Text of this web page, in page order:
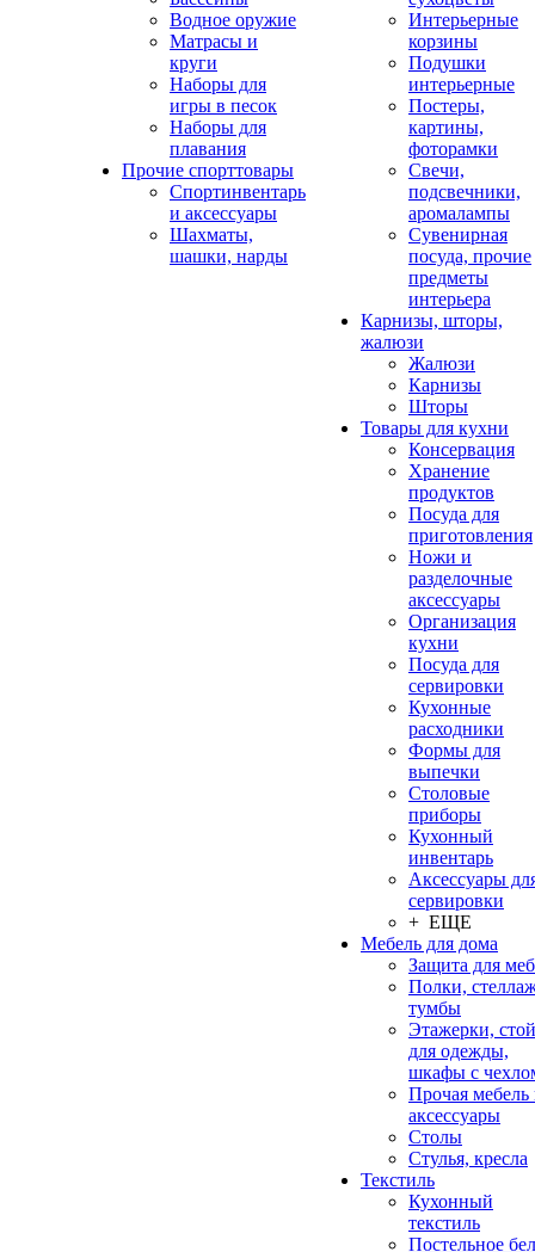
Водное оружие
Матрасы и
круги
Наборы для
игры в песок
Наборы для
плавания
Прочие спорттовары
Спортинвентарь
и аксессуары
Шахматы,
шашки, нарды
Интерьерные
корзины
Подушки
интерьерные
Постеры,
картины,
фоторамки
Свечи,
подсвечники,
аромалампы
Сувенирная
посуда, прочие
предметы
интерьера
Карнизы, шторы,
жалюзи
Жалюзи
Карнизы
Шторы
Товары для кухни
Консервация
Хранение
продуктов
Посуда для
приготовления
Ножи и
разделочные
аксессуары
Организация
кухни
Посуда для
сервировки
Кухонные
расходники
Формы для
выпечки
Столовые
приборы
Кухонный
инвентарь
Аксессуары
сервировки
+ ЕЩЕ
Мебель для дома
Защита для
Полки,
тумбы
Этажерки,
для одежды,
шкафы с
Прочая мебель
аксессуары
Столы
Стулья, кресла
Текстиль
Кухонный
текстиль
Постельное